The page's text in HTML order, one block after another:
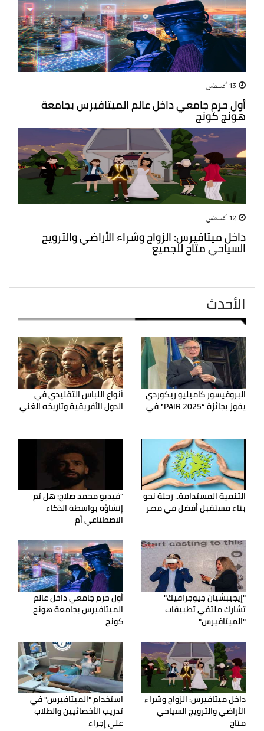
أول حرم جامعي داخل عالم الميتافيرس بجامعة
هونج كونج
داخل ميتافيرس: الزواج وشراء الأراضي والترويج
السياحي متاح للجميع
الأحدث
البروفيسور كاميليو ريكوردي
يفوز بجائزة “PAIR 2025” في
أنواع اللباس التقليدي في
الدول الأفريقية وتاريخه الغني
التنمية المستدامة.. رحلة نحو
بناء مستقبل أفضل في مصر
"فيديو محمد صلاح: هل تم
إنشاؤه بواسطة الذكاء
الاصطناعي أم
"إيجيبشيان جيوجرافيك"
تشارك ملتقي تطبيقات
"الميتافيرس"
أول حرم جامعي داخل عالم
الميتافيرس بجامعة هونج
كونج
داخل ميتافيرس: الزواج وشراء
الأراضي والترويج السياحي
متاح
استخدام "الميتافيرس" في
تدريب الأخصائيين والطلاب
علي إجراء